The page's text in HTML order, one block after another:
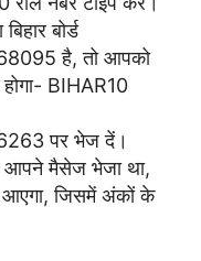
बोर्ड
है, तो आपको
BIHAR10
पर भेज दें।
आपने मैसेज भेजा था,
आएगा, जिसमें अंकों के